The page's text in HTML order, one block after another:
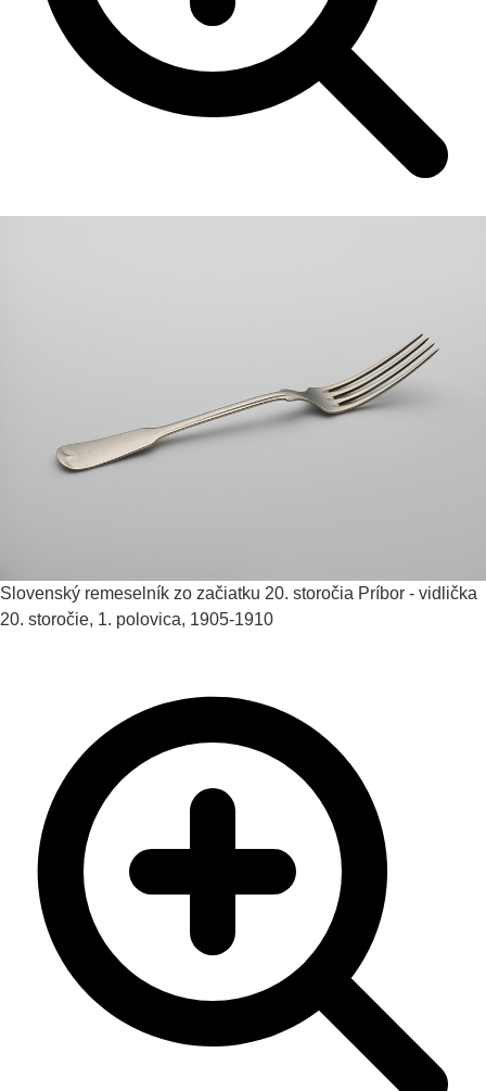
Slovenský remeselník zo začiatku 20. storočia Príbor - vidlička
20. storočie, 1. polovica, 1905-1910